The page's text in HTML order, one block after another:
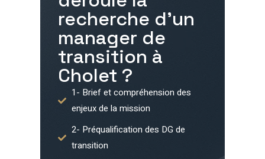
recherche d'un
manager de
transition à
Cholet ?
1- Brief et compréhension des
enjeux de la mission
2- Préqualification des DG de
transition